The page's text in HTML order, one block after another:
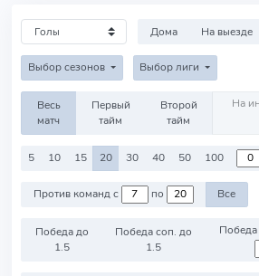
Дома На выезде
Выбор сезонов Выбор лиги
Весь
матч
Первый
тайм
Второй
тайм
5 10 15 20 30 40 50 100
Против команд с по Все
Победа до
1.5
Победа соп. до
1.5